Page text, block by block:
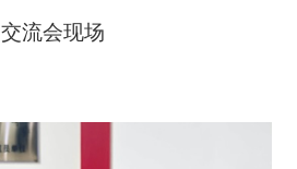
交流会现场